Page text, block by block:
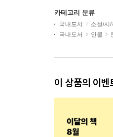
카테고리 분류
국내도서 소설/시/
국내도서
인물
이 상품의 이벤